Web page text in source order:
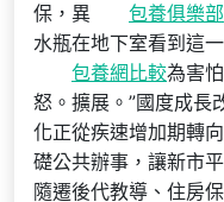
保，異
包養俱樂部
水瓶在地下室看到這
包養網比較為害
怒。擴展。”國度成長
化正從疾速增加期轉
礎公共辦事，讓新市
隨遷後代教導、住房